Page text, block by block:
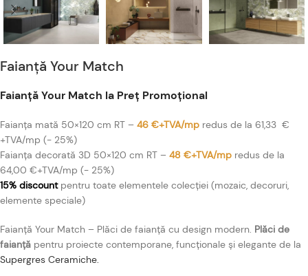
Faianță Your Match
Faianță Your Match la Preț Promoțional
Faianța mată 50×120 cm RT – 46 €+TVA/mp redus de la 61,33 €
+TVA/mp (- 25%)
Faianța decorată 3D 50×120 cm RT – 48 €+TVA/mp redus de la
64,00 €+TVA/mp (- 25%)
15% discountpentru toate elementele colecției (mozaic, decoruri,
elemente speciale)
Faianță Your Match – Plăci de faianță cu design modern. Plăci de
faianță pentru proiecte contemporane, funcționale și elegante de la
Supergres Ceramiche.